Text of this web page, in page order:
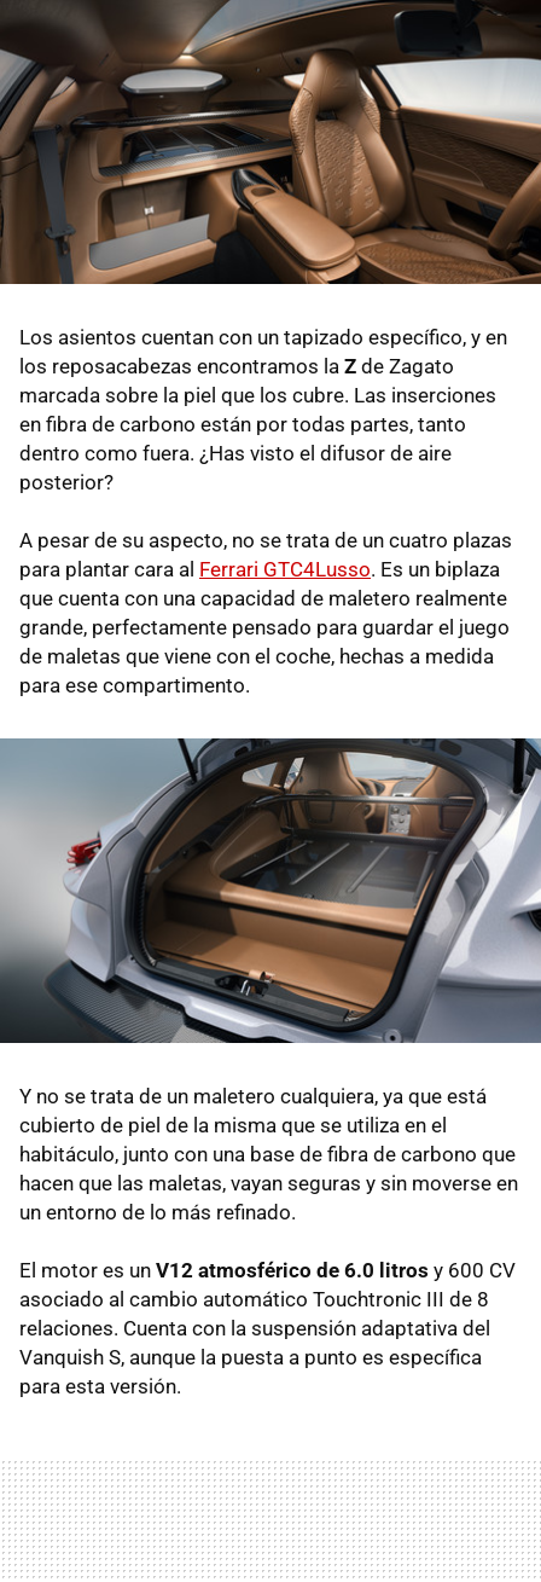
Los asientos cuentan con un tapizado específico, y en
los reposacabezas encontramos la Z de Zagato
marcada sobre la piel que los cubre. Las inserciones
en fibra de carbono están por todas partes, tanto
dentro como fuera. ¿Has visto el difusor de aire
posterior?
A pesar de su aspecto, no se trata de un cuatro plazas
para plantar cara al Ferrari GTC4Lusso. Es un biplaza
que cuenta con una capacidad de maletero realmente
grande, perfectamente pensado para guardar el juego
de maletas que viene con el coche, hechas a medida
para ese compartimento.
Y no se trata de un maletero cualquiera, ya que está
cubierto de piel de la misma que se utiliza en el
habitáculo, junto con una base de fibra de carbono que
hacen que las maletas, vayan seguras y sin moverse en
un entorno de lo más refinado.
El motor es un V12 atmosférico de 6.0 litros y 600 CV
asociado al cambio automático Touchtronic III de 8
relaciones. Cuenta con la suspensión adaptativa del
Vanquish S, aunque la puesta a punto es específica
para esta versión.